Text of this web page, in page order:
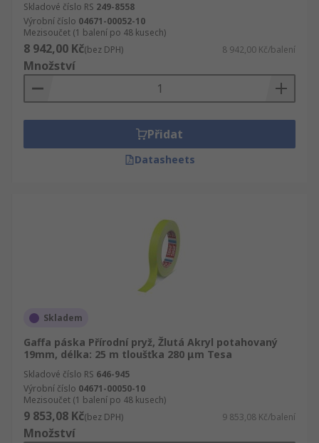
Skladové číslo RS 249-8558
Výrobní číslo 04671-00052-10
Mezisoučet (1 balení po 48 kusech)
8 942,00 Kč(bez DPH) 8 942,00 Kč/balení
Množství
Přidat
Datasheets
Skladem
Gaffa páska Přírodní pryž, Žlutá Akryl potahovaný
19mm, délka: 25 m tloušťka 280 μm Tesa
Skladové číslo RS 646-945
Výrobní číslo 04671-00050-10
Mezisoučet (1 balení po 48 kusech)
9 853,08 Kč(bez DPH) 9 853,08 Kč/balení
Množství